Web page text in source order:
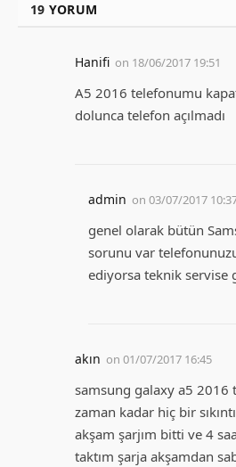
19 YORUM
Hanifi on 18/06/2017 19:51
A5 2016 telefonumu
dolunca telefon açılmadı
admin on 03/07/2017
genel olarak bütün
sorunu var
ediyorsa teknik servise
akın on 01/07/2017 16:45
samsung galaxy a5 2016
zaman kadar hiç bir
akşam şarjım bitti ve 4
taktım şarja akşamdan